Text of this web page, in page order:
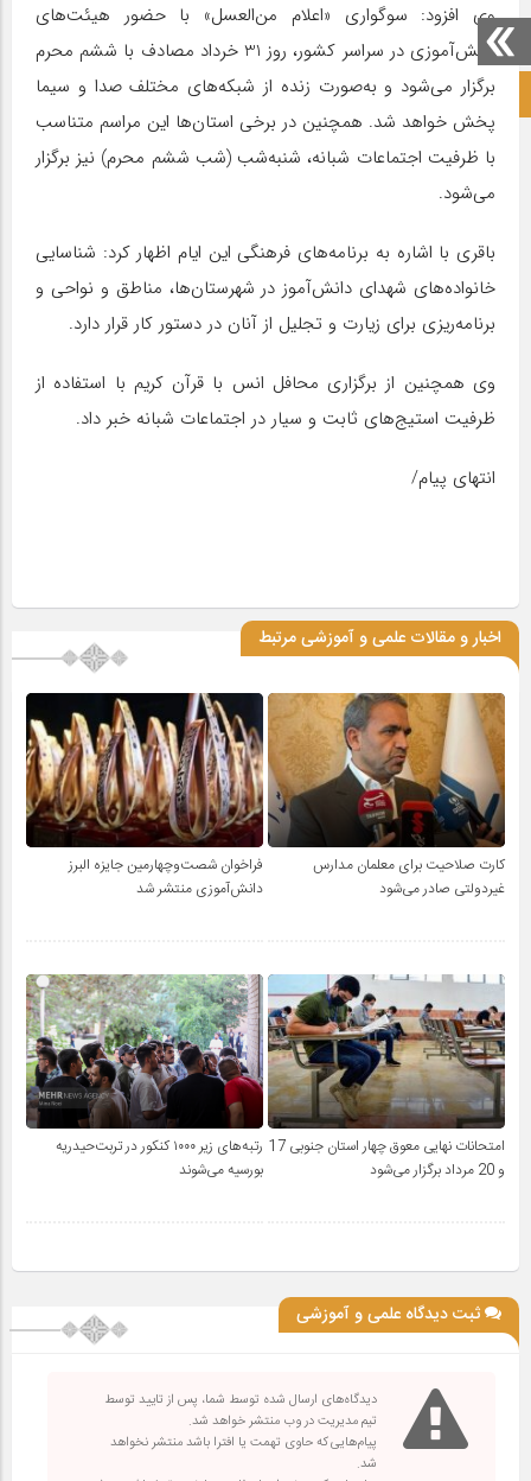
صفحه نخست آکادمی علمی
وی افزود: سوگواری «اعلام من‌العسل» با حضور هیئت‌های
دانش‌آموزی در سراسر کشور، روز 31 خرداد مصادف با ششم محرم
برگزار می‌شود و به‌صورت زنده از شبکه‌های مختلف صدا و سیما
پخش خواهد شد. همچنین در برخی استان‌ها این مراسم متناسب
با ظرفیت اجتماعات شبانه، شنبه‌شب (شب ششم محرم) نیز برگزار
می‌شود.
باقری با اشاره به برنامه‌های فرهنگی این ایام اظهار کرد: شناسایی
خانواده‌های شهدای دانش‌آموز در شهرستان‌ها، مناطق و نواحی و
برنامه‌ریزی برای زیارت و تجلیل از آنان در دستور کار قرار دارد.
وی همچنین از برگزاری محافل انس با قرآن کریم با استفاده از
ظرفیت استیج‌های ثابت و سیار در اجتماعات شبانه خبر داد.
انتهای پیام/
اخبار و مقالات علمی و آموزشی مرتبط
کارت صلاحیت برای معلمان مدارس
غیردولتی صادر می‌شود
فراخوان شصت‌وچهارمین جایزه البرز
دانش‌آموزی منتشر شد
امتحانات نهایی معوق چهار استان جنوبی 17
و 20 مرداد برگزار می‌شود
رتبه‌های زیر ۱۰۰۰ کنکور در تربت‌حیدریه
بورسیه می‌شوند
ثبت دیدگاه علمی و آموزشی
دیدگاه‌های ارسال شده توسط شما، پس از تایید توسط
تیم مدیریت در وب منتشر خواهد شد.
پیام‌هایی که حاوی تهمت یا افترا باشد منتشر نخواهد
شد.